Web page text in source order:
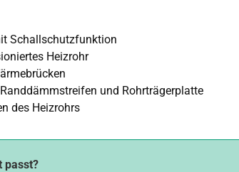
Schallschutzfunktion
Heizrohr
und Rohrträgerplatte
des Heizrohrs
passt?